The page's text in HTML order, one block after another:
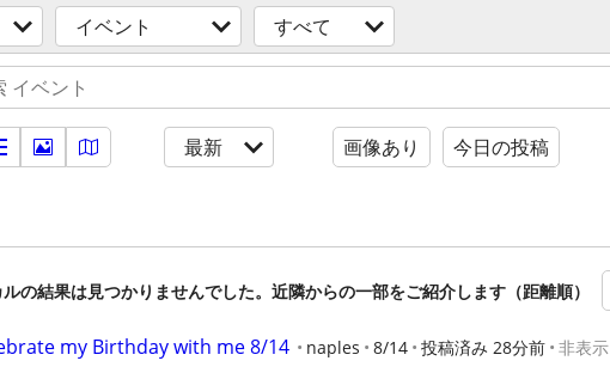
イベント すべて
最新 画像あり 今日の投稿
ルの結果は見つかりませんでした。近隣からの一部をご紹介します（距離順）
my Birthday with me 8/14 naples 8/14 投稿済み 28分前 非表示